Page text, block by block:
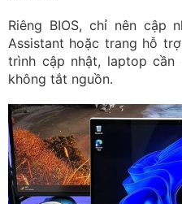
Riêng BIOS, chỉ nên cập
Assistant hoặc trang hỗ
trình cập nhật, laptop
không tắt nguồn.